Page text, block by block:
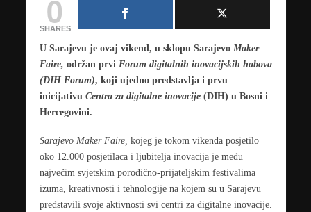
0
SHARES
U Sarajevu je ovaj vikend, u sklopu Sarajevo Maker
Faire, održan prvi Forum digitalnih inovacijskih habova
(DIH Forum), koji ujedno predstavlja i prvu
inicijativu Centra za digitalne inovacije(DIH) u Bosni i
Hercegovini.
Sarajevo Maker Faire, kojeg je tokom vikenda posjetilo
oko 12.000 posjetilaca i ljubitelja inovacija je među
najvećim svjetskim porodično-prijateljskim festivalima
izuma, kreativnosti i tehnologije na kojem su u Sarajevu
predstavili svoje aktivnosti svi centri za digitalne inovacije.